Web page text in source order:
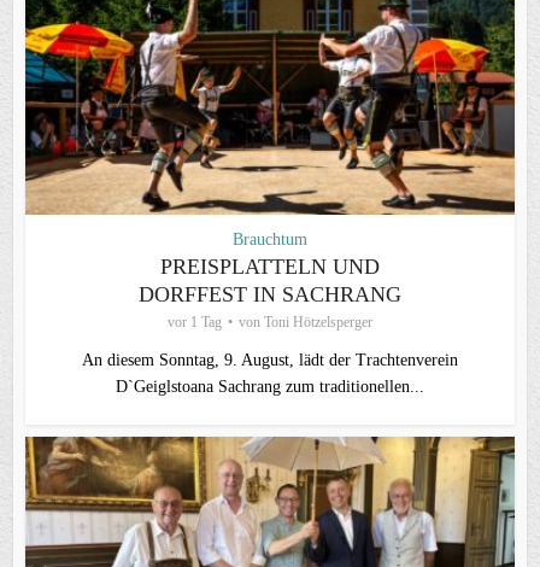
Brauchtum
PREISPLATTELN UND
DORFFEST IN SACHRANG
vor 1 Tag von Toni Hötzelsperger
An diesem Sonntag, 9. August, lädt der Trachtenverein
D`Geiglstoana Sachrang zum traditionellen...